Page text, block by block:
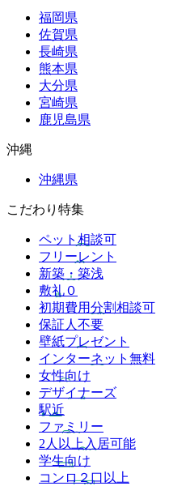
福岡県
佐賀県
長崎県
熊本県
大分県
宮崎県
鹿児島県
沖縄
沖縄県
こだわり特集
ペット相談可
フリーレント
新築・築浅
敷礼０
初期費用分割相談可
保証人不要
壁紙プレゼント
インターネット無料
女性向け
デザイナーズ
駅近
ファミリー
2人以上入居可能
学生向け
コンロ２口以上